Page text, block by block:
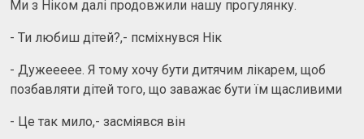
Ми з Ніком далі продовжили нашу прогулянку.
- Ти любиш дітей?,- псміхнувся Нік
- Дужеееее. Я тому хочу бути дитячим лікарем, щоб
позбавляти дітей того, що заважає бути їм щасливими
- Це так мило,- засміявся він